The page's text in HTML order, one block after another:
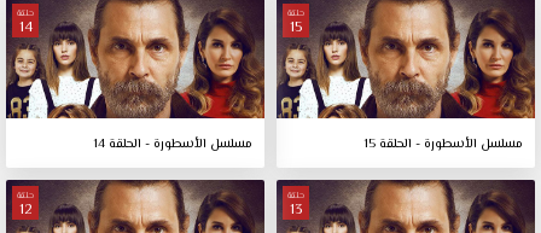
حلقة
15
مسلسل الأسطورة - الحلقة 15
حلقة
14
مسلسل الأسطورة - الحلقة 14
حلقة
13
حلقة
12